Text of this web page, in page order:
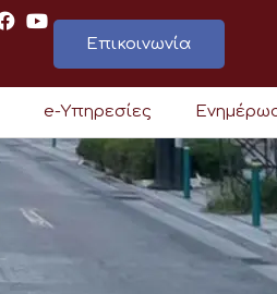
Επικοινωνία
e-Υπηρεσίες